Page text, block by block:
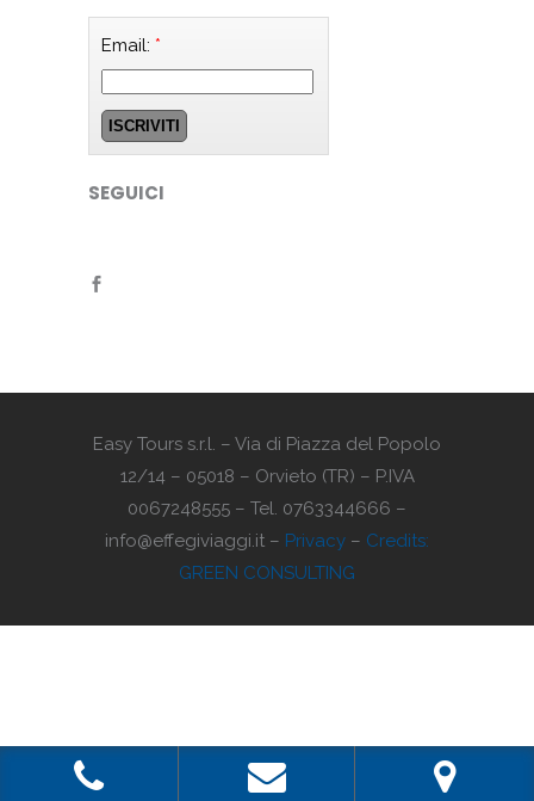
Email: *
SEGUICI
Easy Tours s.r.l. – Via di Piazza del Popolo
12/14 – 05018 – Orvieto (TR) – P.IVA
0067248555 – Tel. 0763344666 –
info@effegiviaggi.it – Privacy – Credits:
GREEN CONSULTING